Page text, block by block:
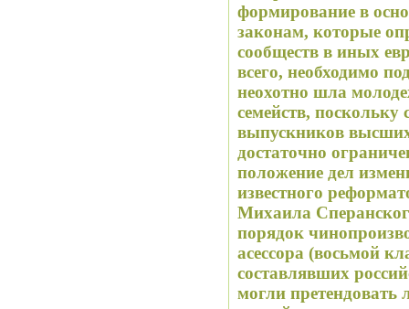
формирование в
законам, которые
сообществ в иных
всего, необходимо
неохотно шла
семейств,
выпускников
достаточно
положение дел
известного
Михаила
порядок
асессора (восьмой
составлявших
могли